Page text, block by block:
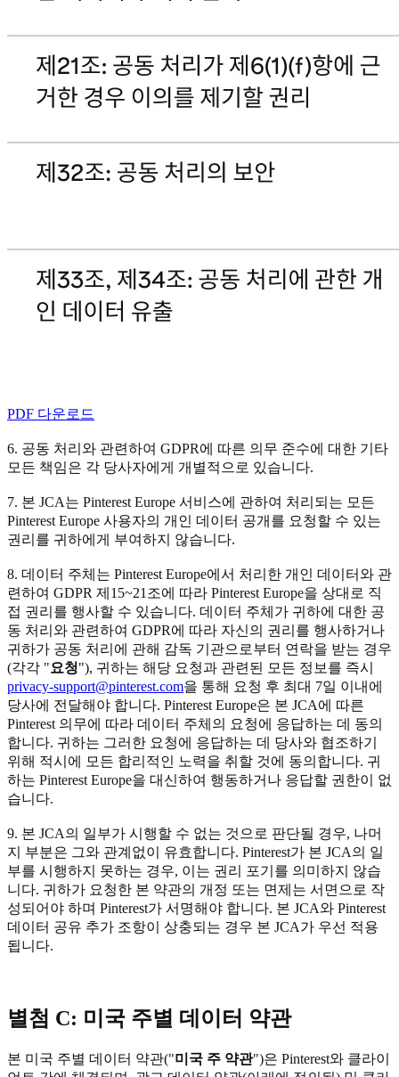
PDF 다운로드
6. 공동 처리와 관련하여 GDPR에 따른 의무 준수에 대한 기타
모든 책임은 각 당사자에게 개별적으로 있습니다.
7. 본 JCA는 Pinterest Europe 서비스에 관하여 처리되는 모든
Pinterest Europe 사용자의 개인 데이터 공개를 요청할 수 있는
권리를 귀하에게 부여하지 않습니다.
8. 데이터 주체는 Pinterest Europe에서 처리한 개인 데이터와 관
련하여 GDPR 제15~21조에 따라 Pinterest Europe을 상대로 직
접 권리를 행사할 수 있습니다. 데이터 주체가 귀하에 대한 공
동 처리와 관련하여 GDPR에 따라 자신의 권리를 행사하거나
귀하가 공동 처리에 관해 감독 기관으로부터 연락을 받는 경우
(각각 "요청"), 귀하는 해당 요청과 관련된 모든 정보를 즉시
privacy-support@pinterest.com을 통해 요청 후 최대 7일 이내에
당사에 전달해야 합니다. Pinterest Europe은 본 JCA에 따른
Pinterest 의무에 따라 데이터 주체의 요청에 응답하는 데 동의
합니다. 귀하는 그러한 요청에 응답하는 데 당사와 협조하기
위해 적시에 모든 합리적인 노력을 취할 것에 동의합니다. 귀
하는 Pinterest Europe을 대신하여 행동하거나 응답할 권한이 없
습니다.
9. 본 JCA의 일부가 시행할 수 없는 것으로 판단될 경우, 나머
지 부분은 그와 관계없이 유효합니다. Pinterest가 본 JCA의 일
부를 시행하지 못하는 경우, 이는 권리 포기를 의미하지 않습
니다. 귀하가 요청한 본 약관의 개정 또는 면제는 서면으로 작
성되어야 하며 Pinterest가 서명해야 합니다. 본 JCA와 Pinterest
데이터 공유 추가 조항이 상충되는 경우 본 JCA가 우선 적용
됩니다.
별첨 C: 미국 주별 데이터 약관
본 미국 주별 데이터 약관("미국 주 약관")은 Pinterest와 클라이